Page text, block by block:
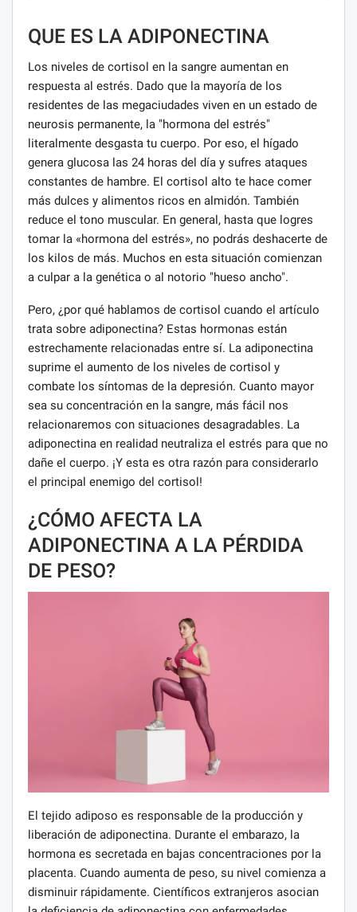
QUE ES LA ADIPONECTINA
Los niveles de cortisol en la sangre aumentan en
respuesta al estrés. Dado que la mayoría de los
residentes de las megaciudades viven en un estado de
neurosis permanente, la "hormona del estrés"
literalmente desgasta tu cuerpo. Por eso, el hígado
genera glucosa las 24 horas del día y sufres ataques
constantes de hambre. El cortisol alto te hace comer
más dulces y alimentos ricos en almidón. También
reduce el tono muscular. En general, hasta que logres
tomar la «hormona del estrés», no podrás deshacerte de
los kilos de más. Muchos en esta situación comienzan
a culpar a la genética o al notorio "hueso ancho".
Pero, ¿por qué hablamos de cortisol cuando el artículo
trata sobre adiponectina? Estas hormonas están
estrechamente relacionadas entre sí. La adiponectina
suprime el aumento de los niveles de cortisol y
combate los síntomas de la depresión. Cuanto mayor
sea su concentración en la sangre, más fácil nos
relacionaremos con situaciones desagradables. La
adiponectina en realidad neutraliza el estrés para que no
dañe el cuerpo. ¡Y esta es otra razón para considerarlo
el principal enemigo del cortisol!
¿CÓMO AFECTA LA
ADIPONECTINA A LA PÉRDIDA
DE PESO?
El tejido adiposo es responsable de la producción y
liberación de adiponectina. Durante el embarazo, la
hormona es secretada en bajas concentraciones por la
placenta. Cuando aumenta de peso, su nivel comienza a
disminuir rápidamente. Científicos extranjeros asocian